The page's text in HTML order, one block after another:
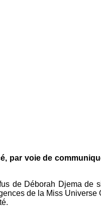
par voie de
de Déborah Djema de
de la Miss